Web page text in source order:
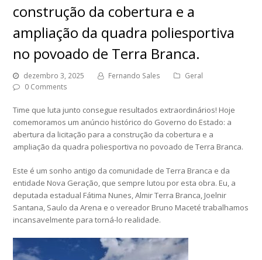
construção da cobertura e a
ampliação da quadra poliesportiva
no povoado de Terra Branca.
dezembro 3, 2025 Fernando Sales
Geral
0 Comments
Time que luta junto consegue resultados extraordinários! Hoje
comemoramos um anúncio histórico do Governo do Estado: a
abertura da licitação para a construção da cobertura e a
ampliação da quadra poliesportiva no povoado de Terra Branca.
Este é um sonho antigo da comunidade de Terra Branca e da
entidade Nova Geração, que sempre lutou por esta obra. Eu, a
deputada estadual Fátima Nunes, Almir Terra Branca, Joelnir
Santana, Saulo da Arena e o vereador Bruno Maceté trabalhamos
incansavelmente para torná-lo realidade.